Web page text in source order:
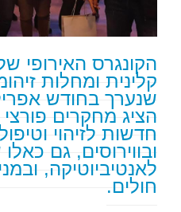
הקונגרס האירופי
שנערך בחודש
הציג מחקרים פורצי
חדשות לזיהוי
ובווירוסים, גם
לאנטיביוטיקה,
חולים.